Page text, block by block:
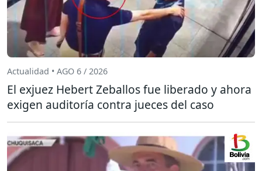
Actualidad • AGO 6 / 2026
El exjuez Hebert Zeballos fue liberado y ahora
exigen auditoría contra jueces del caso